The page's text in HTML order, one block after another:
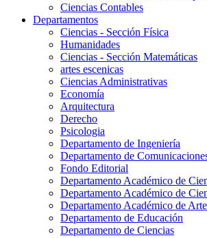
Ciencias Contables
Departamentos
Ciencias - Sección Física
Humanidades
Ciencias - Sección Matemáticas
artes escenicas
Ciencias Administrativas
Economía
Arquitectura
Derecho
Psicologia
Departamento de Ingeniería
Departamento de
Fondo Editorial
Departamento Académico de
Departamento Académico de
Departamento Académico de
Departamento de Educación
Departamento de Ciencias